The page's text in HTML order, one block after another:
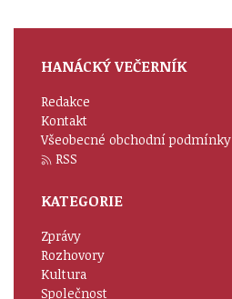
HANÁCKÝ VEČERNÍK
Redakce
Kontakt
Všeobecné obchodní podmínky
RSS
KATEGORIE
Zprávy
Rozhovory
Kultura
Společnost